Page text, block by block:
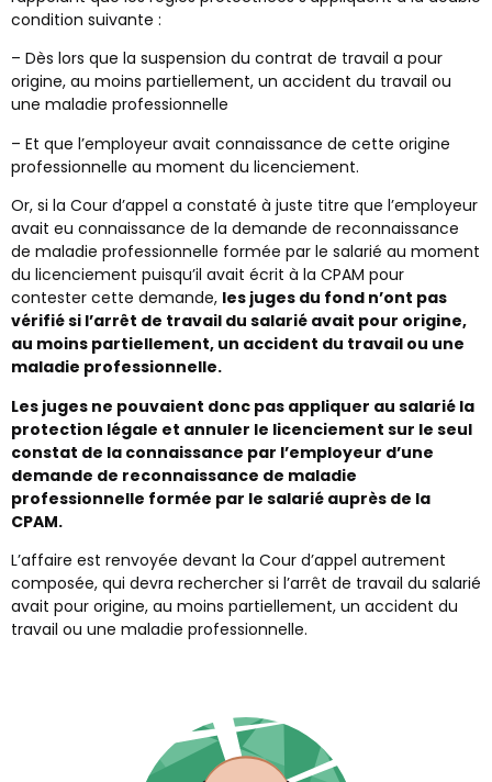
condition suivante :
– Dès lors que la suspension du contrat de travail a pour
origine, au moins partiellement, un accident du travail ou
une maladie professionnelle
– Et que l’employeur avait connaissance de cette origine
professionnelle au moment du licenciement.
Or, si la Cour d’appel a constaté à juste titre que l’employeur
avait eu connaissance de la demande de reconnaissance
de maladie professionnelle formée par le salarié au moment
du licenciement puisqu’il avait écrit à la CPAM pour
contester cette demande, les juges du fond n’ont pas
vérifié si l’arrêt de travail du salarié avait pour origine,
au moins partiellement, un accident du travail ou une
maladie professionnelle.
Les juges ne pouvaient donc pas appliquer au salarié la
protection légale et annuler le licenciement sur le seul
constat de la connaissance par l’employeur d’une
demande de reconnaissance de maladie
professionnelle formée par le salarié auprès de la
CPAM.
L’affaire est renvoyée devant la Cour d’appel autrement
composée, qui devra rechercher si l’arrêt de travail du salarié
avait pour origine, au moins partiellement, un accident du
travail ou une maladie professionnelle.